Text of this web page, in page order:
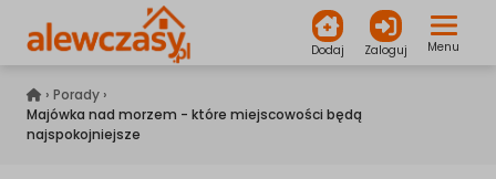
Dodaj Zaloguj Menu
alewczasy.pl
› Porady ›
Majówka nad morzem - które miejscowości będą
najspokojniejsze